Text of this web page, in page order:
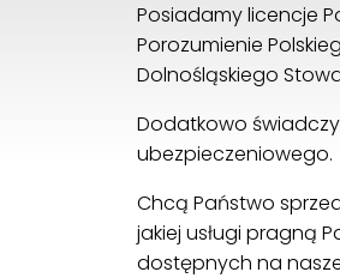
Posiadamy licencje
Porozumienie
Dolnośląskiego
Dodatkowo
ubezpieczeniowego.
Chcą Państwo
jakiej usługi pragną
dostępnych na